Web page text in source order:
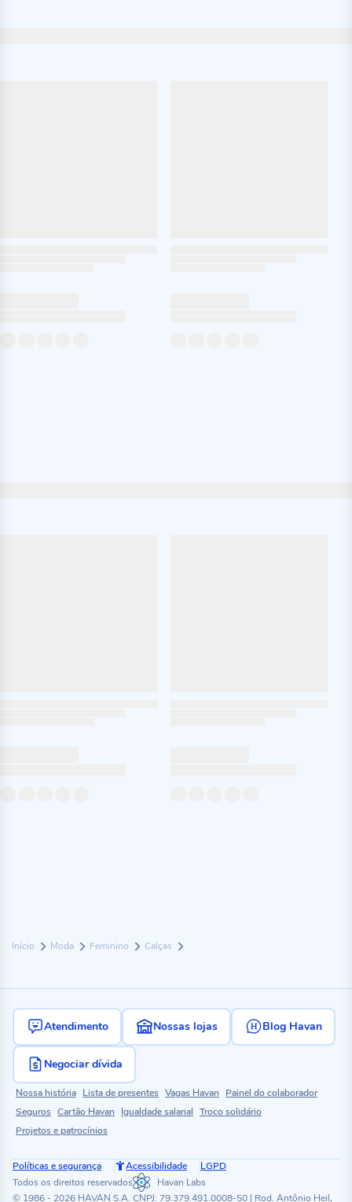
Início Moda Feminino Calças
Atendimento Nossas lojas Blog Havan
Negociar dívida
Nossa história Lista de presentes Vagas Havan
Painel do colaborador
Seguros Cartão Havan Igualdade salarial Troco solidário
Projetos e patrocínios
Políticas e segurança Acessibilidade
LGPD
Todos os direitos reservados
Havan Labs
© 1986 - 2026 HAVAN S.A. CNPJ: 79.379.491.0008-50 | Rod. Antônio Heil,